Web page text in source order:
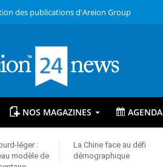
des publications d'Areion Group
NOS MAGAZINES AGENDA
léger :
modèle de
La Chine face au défi
démographique